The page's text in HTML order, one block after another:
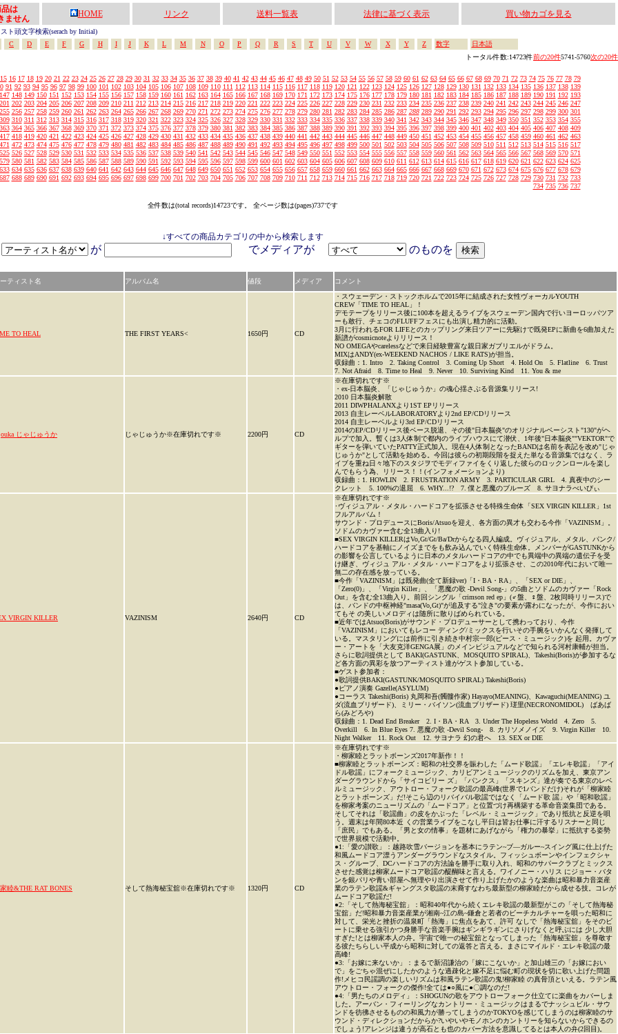
は
ません
HOME リンク 送料一覧表 法律に基づく表示 買い物カゴを見る
ト頭文字検索(serach by Initial)
C
D E F G H I J K L M N O P Q R S T U V W X Y Z 数字
日本語
トータル件数:14723件前の20件5741-5760次の20件
15 16 17 18 19 20 21 22 23 24 25 26 27 28 29 30 31 32 33 34 35 36 37 38 39 40 41 42 43 44 45 46 47 48 49 50 51 52 53 54 55 56 57 58 59 60 61 62 63 64 65 66 67 68 69 70 71 72 73 74 75 76 77 78 79
91 92 93 94 95 96 97 98 99 100 101 102 103 104 105 106 107 108 109 110 111 112 113 114 115 116 117 118 119 120 121 122 123 124 125 126 127 128 129 130 131 132 133 134 135 136 137 138 139
148 149 150 151 152 153 154 155 156 157 158 159 160 161 162 163 164 165 166 167 168 169 170 171 172 173 174 175 176 177 178 179 180 181 182 183 184 185 186 187 188 189 190 191 192 193
202 203 204 205 206 207 208 209 210 211 212 213 214 215 216 217 218 219 220 221 222 223 224 225 226 227 228 229 230 231 232 233 234 235 236 237 238 239 240 241 242 243 244 245 246 247
256 257 258 259 260 261 262 263 264 265 266 267 268 269 270 271 272 273 274 275 276 277 278 279 280 281 282 283 284 285 286 287 288 289 290 291 292 293 294 295 296 297 298 299 300 301
310 311 312 313 314 315 316 317 318 319 320 321 322 323 324 325 326 327 328 329 330 331 332 333 334 335 336 337 338 339 340 341 342 343 344 345 346 347 348 349 350 351 352 353 354 355
364 365 366 367 368 369 370 371 372 373 374 375 376 377 378 379 380 381 382 383 384 385 386 387 388 389 390 391 392 393 394 395 396 397 398 399 400 401 402 403 404 405 406 407 408 409
418 419 420 421 422 423 424 425 426 427 428 429 430 431 432 433 434 435 436 437 438 439 440 441 442 443 444 445 446 447 448 449 450 451 452 453 454 455 456 457 458 459 460 461 462 463
472 473 474 475 476 477 478 479 480 481 482 483 484 485 486 487 488 489 490 491 492 493 494 495 496 497 498 499 500 501 502 503 504 505 506 507 508 509 510 511 512 513 514 515 516 517
526 527 528 529 530 531 532 533 534 535 536 537 538 539 540 541 542 543 544 545 546 547 548 549 550 551 552 553 554 555 556 557 558 559 560 561 562 563 564 565 566 567 568 569 570 571
580 581 582 583 584 585 586 587 588 589 590 591 592 593 594 595 596 597 598 599 600 601 602 603 604 605 606 607 608 609 610 611 612 613 614 615 616 617 618 619 620 621 622 623 624 625
634 635 636 637 638 639 640 641 642 643 644 645 646 647 648 649 650 651 652 653 654 655 656 657 658 659 660 661 662 663 664 665 666 667 668 669 670 671 672 673 674 675 676 677 678 679
688 689 690 691 692 693 694 695 696 697 698 699 700 701 702 703 704 705 706 707 708 709 710 711 712 713 714 715 716 717 718 719 720 721 722 723 724 725 726 727 728 729 730 731 732 733
734 735 736 737
全件数は(total records)14723です。 全ページ数は(pages)737です
↓すべての商品カテゴリの中から検索します
が でメディアが のものを
ティスト名 アルバム名 値段 メディア コメント
TO HEAL THE FIRST YEARS< 1650円 CD
・スウェーデン・ストックホルムで2015年に結成された女性ヴォーカルYOUTH
CREW「TIME TO HEAL」！
デモテープをリリース後に100本を超えるライブをスウェーデン国内で行いヨーロッパツア
ーも敢行、チェコのFLUFFフェスにも出演し精力的に活動。
3月に行われるFOR LIFEとのカップリング来日ツアーに先駆けで既発EPに新曲を6曲加えた
新譜がcosmicnoteよりリリース！
NO OMEGAやcarelessなどで来日経験豊富な親日家ガブリエルがドラム。
MIXはANDY(ex-WEEKEND NACHOS / LIKE RATS)が担当。
収録曲：1. Intro 2. Taking Control 3. Coming Up Short 4. Hold On 5. Flatline 6. Trust
7. Not Afraid 8. Time to Heal 9. Never 10. Surviving Kind 11. You & me
じゃじゅうか じゃじゅうか※在庫切れです※ 2200円 CD
※在庫切れです※
・ex-日本脳炎、「じゃじゅうか」の魂心揺さぶる音源集リリース!
2010 日本脳炎解散
2011 DIWPHALANXより1ST EPリリース
2013 自主レーベルLABORATORYより2nd EP/CDリリース
2014 自主レーベルより3rd EP/CDリリース
2014のEP/CDリリース後ベース脱退、その後"日本脳炎"のオリジナルベーシスト"130"がヘ
ルプで加入。暫くは3人体制で都内のライブハウスにて潜伏、1年後"日本脳炎""VEKTOR"で
ギターを弾いていたPATTY正式加入。現在4人体制となったBANDは名前を表記を改め"じゃ
じゅうか"として活動を始める。今回は彼らの初期段階を捉えた単なる音源集ではなく、ラ
イブを重ね日々地下のスタジヲでモディファイをくり返した彼らのロックンロールを楽し
んでもらう為、リリース！！(インフォメーションより)
収録曲：1. HOWLIN 2. FRUSTRATION ARMY 3. PARTICULAR GIRL 4. 真夜中のシー
クレット 5. 100%の退屈 6. WHY...!? 7. 僕と悪魔のブルーズ 8. サヨナラべいびぃ
VIRGIN KILLER VAZINISM 2640円 CD
※在庫切れです※
･ヴィジュアル・メタル・ハードコアを拡張させる特殊生命体「SEX VIRGIN KILLER」1st
フルアルバム！
サウンド・プロデュースにBoris/Atsuoを迎え、各方面の異才も交わる今作「VAZINISM」。
ソドムのカヴァー含む全13曲入り!
■SEX VIRGIN KILLERはVo,Gt/Gt/Ba/Drからなる四人編成。ヴィジュアル、メタル、パンク/
ハードコアを基軸にノイズまでをも飲み込んでいく特殊生命体。メンバーがGASTUNKから
の影響を公言しているように日本のメタルハードコアの中でも異端中の異端の遺伝子を受
け継ぎ、ヴィジュ アル・メタル・ハードコアをより拡張させ、この2010年代において唯一
無二の存在感を放っている。
■今作「VAZINISM」は既発曲(全て新録ver)「I・BA・RA」、「SEX or DIE」、
「Zero(0)」、「Virgin Killer」、「悪魔の歌 -Devil Song-」の5曲とソドムのカヴァー「Rock
Out」を含む全13曲入り。前回シングル「crimson red ep」(♂盤、♀盤、2枚同時リリース)で
は、バンドの中枢神経"masa(Vo,Gt)"が追及する"泣き"の要素が露わになったが、今作におい
てもそ の美しいメロディは随所に散りばめられている。
■近年ではAtsuo(Boris)がサウンド・プロデューサーとして携わっており、今作
「VAZINISM」においてもレコー ディング/ミックスを行いその手腕をいかんなく発揮して
いる。マスタリングには前作に引き続き中村宗一郎(ピース・ミュージック)を 起用。カヴァ
ー・アートを「大友克洋GENGA展」のメインビジュアルなどで知られる河村康輔が担当。
さらに歌詞提供として BAKI(GASTUNK、MOSQUITO SPIRAL)、Takeshi(Boris)が参加するな
ど各方面の異彩を放つアーティスト達がゲスト参加している。
■ゲスト参加者：
●歌詞提供BAKI(GASTUNK/MOSQUITO SPIRAL) Takeshi(Boris)
●ピアノ演奏 Gazelle(ASYLUM)
●コーラス Takeshi(Boris) 丸岡和吾(髑髏作家) Hayayo(MEANING)、Kawaguchi(MEANING) ユ
ダ(流血ブリザード)、ミリー・バイソン(流血ブリザード) 瑳里(NECRONOMIDOL) ばあば
ら(みどろや)
収録曲：1. Dead End Breaker 2. I・BA・RA 3. Under The Hopeless World 4. Zero 5.
Overkill 6. In Blue Eyes 7. 悪魔の歌 -Devil Song- 8. カリソメノイズ 9. Virgin Killer 10.
Night Walker 11. Rock Out 12. サヨナラ 幻の君へ 13. SEX or DIE
睦&THE RAT BONES そして熱海秘宝舘※在庫切れです※ 1320円 CD
※在庫切れです※
・柳家睦とラットボーンズ2017年新作！！
■柳家睦とラットボーンズ：昭和の社交界を賑わした「ムード歌謡」「エレキ歌謡」「アイ
ドル歌謡」にフォークミュージック、カリビアンミュージックのリズムを加え、東京アン
ダーグラウンドから「サイコビリー ズ」「パンクス」「スキンズ」達が奏でる東京のレベ
ルミュージック、アウトロー・フォーク歌謡の最高峰(世界で1バンドだけ)それが「柳家睦
とラットボーンズ」だ!そこら辺のリバイバル歌謡ではなく「ムード歌 謡」や「昭和歌謡」
を柳家考案のニューリズムの「ムードコア」と位置づけ再構築する革命音楽集団である。
そしてそれは「歌謡曲」の皮をかぶった「レベル・ミュージック」であり抵抗と反逆を唄
う。週末は年間80本近 くの営業ライブをこなし平日は皆お仕事に汗するリスナーと同じ
「庶民」でもある。「男と女の情事」を題材にあげながら「権力の暴挙」に抵抗する姿勢
で世界規模で活動中。
●1:「愛の讃歌」：越路吹雪バージョンを基本にラテン~ブ―ガルー~スイング風に仕上げた
和風ムードコア漂うアンダーグラウンドなスタイル。フィッシュボーンやインフェクシャ
ス・グルーブ、DCハードコアの方法論を勝手に取り入れ、昭和のサパークラブとミックス
させた感覚は柳家ムードコア歌謡の醍醐味と言える。ワイノニー・ハリス にジョー・バタ
ンを銀パリや青い部屋へ無理やり出演させて作り上げたかのような楽曲は昭和暴力音楽産
業のラテン歌謡&ギャングスタ歌謡の末裔すなわち最新型の柳家睦だから成せる技。コレが
ムードコア歌謡だ!
●2:「そして熱海秘宝舘」：昭和40年代から続くエレキ歌謡の最新型がこの「そして熱海秘
宝舘」だ!昭和暴力音楽産業が湘南~江の島~鎌倉と若者のビーチカルチャーを唄った昭和に
対して、栄光と挫折の温泉町「熱海」に焦点をあて、許可 なしで「熱海秘宝舘」をそのビ
ートに乗せる強引かつ身勝手な音楽手腕はギンギラギンにさりげなくと呼ぶには 少し大胆
すぎた!とは柳家本人の弁。宇宙で唯一の秘宝舘となってしまった「熱海秘宝舘」を尊敬す
る彼たちらしい平成から昭和に対しての返答と言える。まさにマイルド・エレキ歌謡の最
高峰!
●3:「お嫁に来ないか」：まるで新沼謙治の「嫁にこないか」と加山雄三の「お嫁におい
で」をごちゃ混ぜにしたかのような過疎化と嫁不足に悩む町の現状を切に歌い上げた問題
作!メヒコ民謡調の楽しいリズムは和風ラテン歌謡の鬼!柳家睦 の真骨頂といえる。ラテン風
アウトロー・フォークの傑作!全ては●○風に●〇調なのだ!
●4:「男たちのメロディ」：SHOGUNの歌をアウトローフォーク仕立てに楽曲をカバーしま
した。アーバン・フィーリングなカントリー・ミュージックはまるでナッシュビル・サウ
ンドを彷彿させるものの和風力が勝ってしまうのかTOKYOを感じてしまうのは柳家睦のサ
ウンド・ディレクションだからか?いやいやモノホンのカントリーを知らないからできるの
でしょう!アレンジは違うが高石とも也のカバー方法を意識してるとは本人の弁(2回目)。